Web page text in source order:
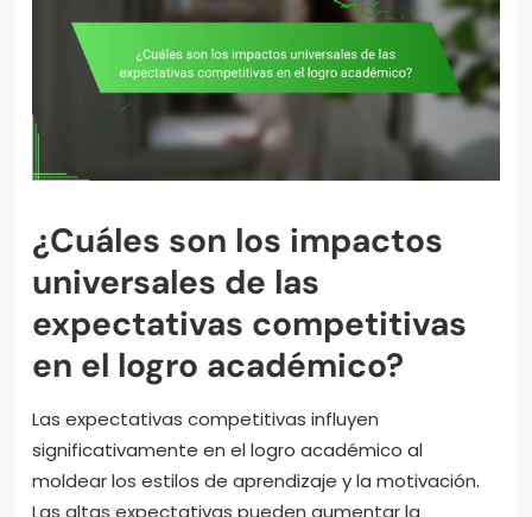
¿Cuáles son los impactos
universales de las
expectativas competitivas
en el logro académico?
Las expectativas competitivas influyen
significativamente en el logro académico al
moldear los estilos de aprendizaje y la motivación.
Las altas expectativas pueden aumentar la